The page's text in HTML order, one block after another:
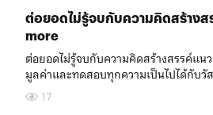
เราจะเก็บข้อมูลว่าสิ่งที่เกิดขึ้นมีประเด็นไ
นำไปปรับปรุงได้ และนำข้อมูลมาวิเคราะ
Bangkok Design Week
– 12 FEB
ที่ 3 ค้นหาโปรแกรมตามสายที่สนใจเลือก
ไม่ว่าจะเป็นสายทำคอนเทนต์คอนใจ สาย
หาคอนเนคชั่น สายเวิร์คชอป สายพัฒนาเ
โปรแกรมที่ใช่กับตัวเองที่สุด ได้ที่
นี่ www.bangkokdesignweek.com/
routes กด ❤︎ เมื่อเจอโปรแกรมที่สนใจเข้
ความฝันที่นี่ ทุกวันนี้มีคนรุ่นใหม่จำนวนไ
ครอบครัวและสร้างสรรค์สิ่งใหม่ให้กับย่า
เข้ามามองหาโอกาสทางธุรกิจ SC Asset
Reference ให้เป็น Venue แสดงงานหลั
ใต้ธีม “ถลกหนังวงเวียนใหญ่” ตีแผ่ตัวต
ย่านวงเวียนใหญ่ ซึ่งประกอบด้วยหลากห
นิทรรศการ ถลกหนัง The Maker: อยู่อย่
ต่อยอดไม่รู้จบกับความคิดสร้างส
more
ต่อยอดไม่รู้จบกับความคิดสร้างสรรค์แน
มูลค่าและทดสอบทุกความเป็นไปได้กับวั
สร้างสรรค์เปลี่ยนขยะเป็นวัสดุทดแทนกา
อุตสาหกรรมและเกษตรกรรมเป็นวัสดุท
17